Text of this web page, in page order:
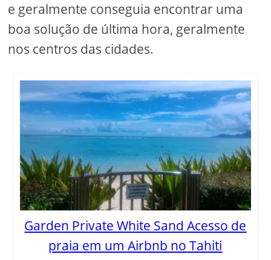
e geralmente conseguia encontrar uma
boa solução de última hora, geralmente
nos centros das cidades.
Garden Private White Sand Acesso de
praia em um Airbnb no Tahiti